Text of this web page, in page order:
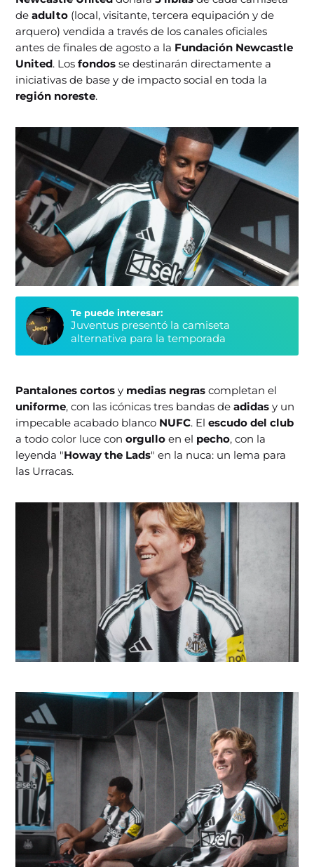
deadulto (local, visitante, tercera equipación y de
arquero) vendida a través de los canales oficiales
antes de finales de agosto a la Fundación Newcastle
United. Losfondos se destinarán directamente a
iniciativas de base y de impacto social en toda la
región noreste.
Te puede interesar:
Juventus presentó la camiseta
alternativa para la temporada
Pantalones cortos y medias negras completan el
uniforme, con las icónicas tres bandas deadidas y un
impecable acabado blanco NUFC. Elescudo del club
a todo color luce conorgullo en el pecho, con la
leyenda "Howay the Lads" en la nuca: un lema para
las Urracas.